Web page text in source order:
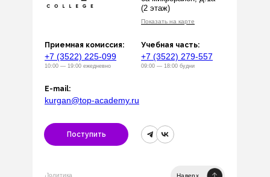
Наверх
Политика
10:00 — 19:00 ежедневно
kurgan@top-academy.ru
E-mail:
Приемная комиссия:
09:00 — 18:00 будни
Учебная часть:
(2 этаж)
Показать на карте
Поступить
+7 (3522) 225-099 +7 (3522) 279-557